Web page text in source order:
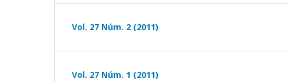
Vol. 27 Núm. 2 (2011)
Vol. 27 Núm. 1 (2011)